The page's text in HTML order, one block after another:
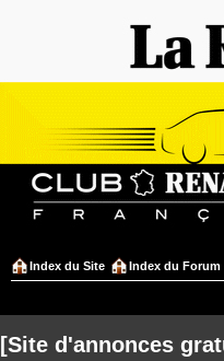
Index du Site Index du Forum
[Site d'annonces